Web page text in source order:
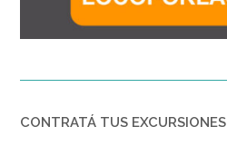
CONTRATÁ TUS EXCURSIONES